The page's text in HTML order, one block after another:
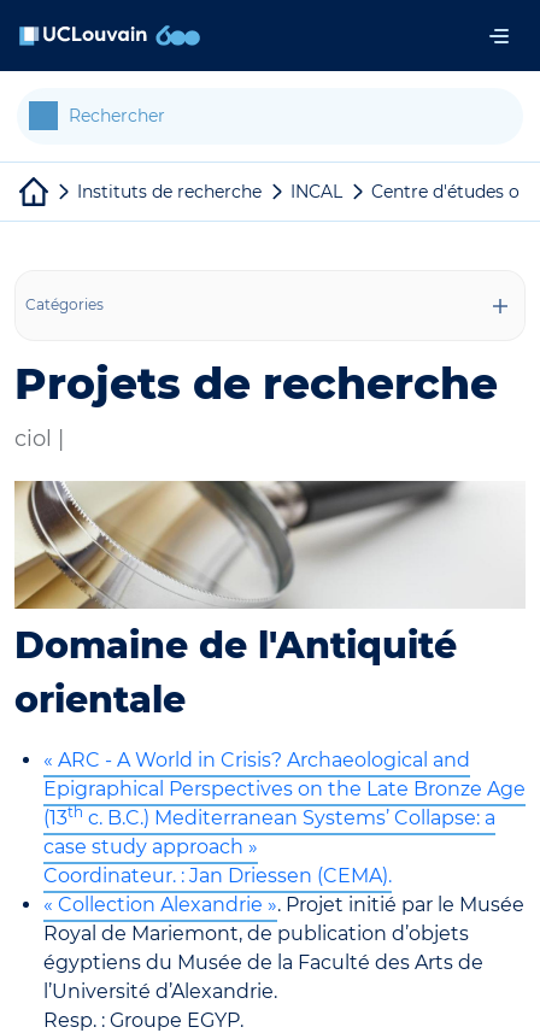
Instituts de recherche INCAL Centre d'études
Catégories
Projets de recherche
ciol |
Domaine de l'Antiquité
orientale
« ARC - A World in Crisis? Archaeological and
Epigraphical Perspectives on the Late Bronze Age
(13th c. B.C.) Mediterranean Systems’ Collapse: a
case study approach »
Coordinateur. : Jan Driessen (CEMA).
« Collection Alexandrie ». Projet initié par le Musée
Royal de Mariemont, de publication d’objets
égyptiens du Musée de la Faculté des Arts de
l’Université d’Alexandrie.
Resp. : Groupe EGYP.